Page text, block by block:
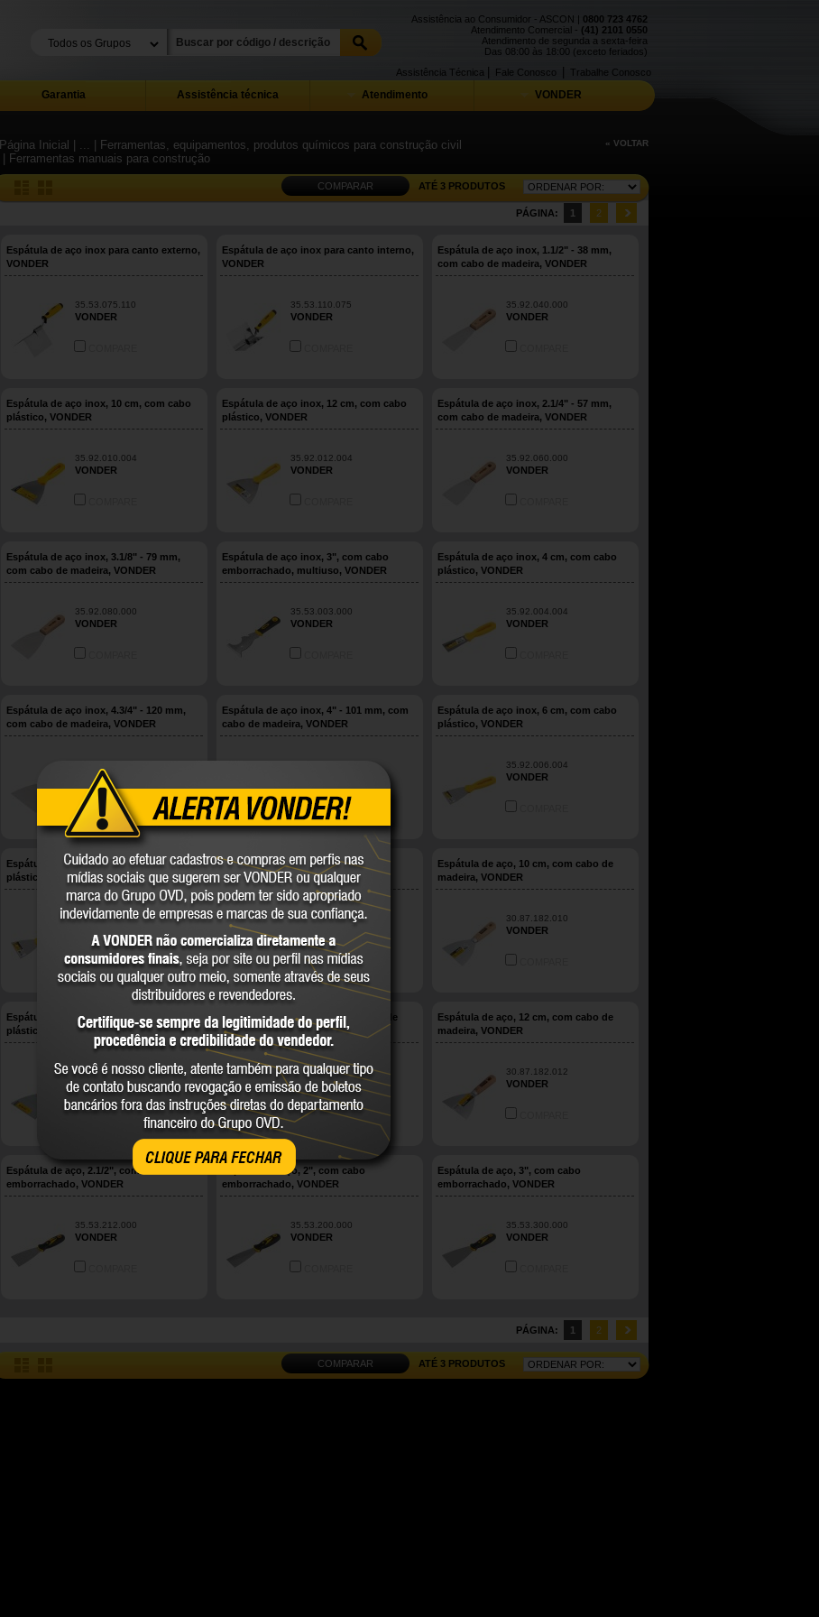
CLIQUE PARA FECHAR
Assistência ao Consumidor - ASCON | 0800 723 4762
Atendimento Comercial - (41) 2101 0550
Atendimento de segunda a sexta-feira
Das 08:00 às 18:00 (exceto feriados)
Trabalhe Conosco
Fale Conosco
Assistência Técnica
Garantia Assistência técnica Atendimento VONDER
Página Inicial | ...
| Ferramentas, equipamentos, produtos químicos para construção civil
| Ferramentas manuais para construção
« VOLTAR
COMPARAR ATÉ 3 PRODUTOS
PÁGINA: 1 2
Espátula de aço inox para canto externo,
VONDER
35.53.075.110
VONDER
Espátula de aço inox para canto interno,
VONDER
35.53.110.075
VONDER
Espátula de aço inox, 1.1/2" - 38 mm,
com cabo de madeira, VONDER
35.92.040.000
VONDER
Espátula de aço inox, 10 cm, com cabo
plástico, VONDER
35.92.010.004
VONDER
Espátula de aço inox, 12 cm, com cabo
plástico, VONDER
35.92.012.004
VONDER
Espátula de aço inox, 2.1/4" - 57 mm,
com cabo de madeira, VONDER
35.92.060.000
VONDER
Espátula de aço inox, 3.1/8" - 79 mm,
com cabo de madeira, VONDER
35.92.080.000
VONDER
Espátula de aço inox, 3", com cabo
emborrachado, multiuso, VONDER
35.53.003.000
VONDER
Espátula de aço inox, 4 cm, com cabo
plástico, VONDER
35.92.004.004
VONDER
Espátula de aço inox, 4.3/4" - 120 mm,
com cabo de madeira, VONDER
VONDER
COMPARE
Espátula de aço inox, 4" - 101 mm, com
cabo de madeira, VONDER
COMPARE
Espátula de aço inox, 6 cm, com cabo
plástico, VONDER
35.92.006.004
VONDER
Espátula de aço inox, 8 cm, com cabo
plástico, VONDER
35.92.008.004
COMPARE
Espátula de aço, 1.1/2", com cabo
emborrachado, VONDER
35.53.112.000
COMPARE
Espátula de aço, 10 cm, com cabo de
madeira, VONDER
30.87.182.010
VONDER
Espátula de aço, 10 cm, com cabo
plástico, VONDER
62.42.100.000
VONDER
Espátula de aço, 12 cm, com cabo de
madeira parafusado, VONDER
30.87.012.000
VONDER
COMPARE
Espátula de aço, 12 cm, com cabo de
madeira, VONDER
30.87.182.012
VONDER
Espátula de aço, 2.1/2", com cabo
emborrachado, VONDER
35.53.212.000
VONDER
Espátula de aço, 2", com cabo
emborrachado, VONDER
35.53.200.000
VONDER
Espátula de aço, 3", com cabo
emborrachado, VONDER
35.53.300.000
VONDER
PÁGINA: 1 2
COMPARAR ATÉ 3 PRODUTOS